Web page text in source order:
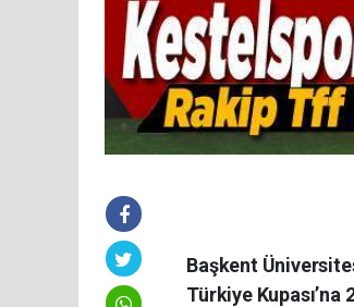
Başkent
Türkiye